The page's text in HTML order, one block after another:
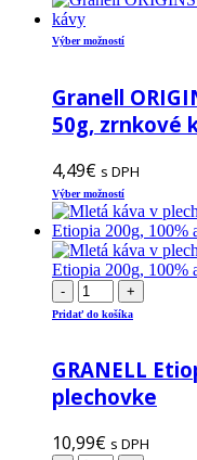
Výber možnostíTento
viacero
variantov.
Možnosti
môžete
vybrať
na
stránke
produktu.
Granell
50g, zrnkové
4,49€ s DPH
Výber možnostíTento
produkt
má
viacero
variantov.
Možnosti
si
na
stránke
produktu.
- +
Pridať do košíka
GRANELL
plechovke
10,99€ s DPH